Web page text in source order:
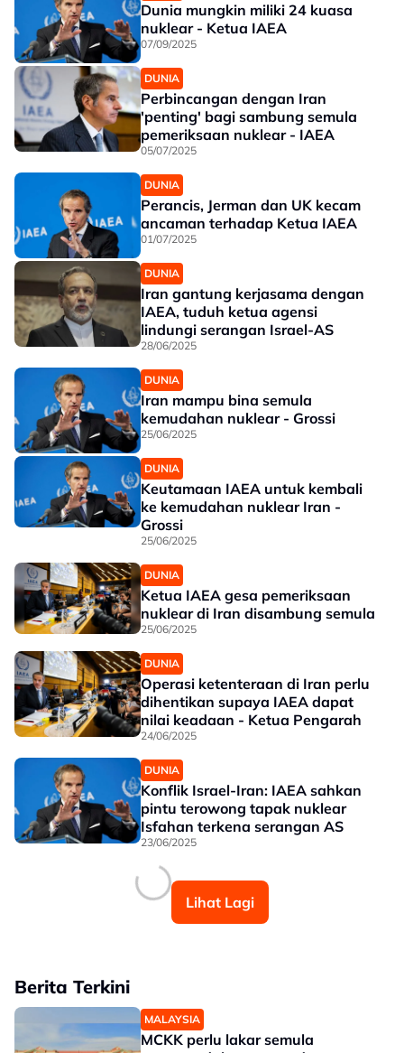
Dunia mungkin miliki 24 kuasa
nuklear - Ketua IAEA
07/09/2025
DUNIA
Perbincangan dengan Iran
'penting' bagi sambung semula
pemeriksaan nuklear - IAEA
05/07/2025
DUNIA
Perancis, Jerman dan UK kecam
ancaman terhadap Ketua IAEA
01/07/2025
DUNIA
Iran gantung kerjasama dengan
IAEA, tuduh ketua agensi
lindungi serangan Israel-AS
28/06/2025
DUNIA
Iran mampu bina semula
kemudahan nuklear - Grossi
25/06/2025
DUNIA
Keutamaan IAEA untuk kembali
ke kemudahan nuklear Iran -
Grossi
25/06/2025
DUNIA
Ketua IAEA gesa pemeriksaan
nuklear di Iran disambung semula
25/06/2025
DUNIA
Operasi ketenteraan di Iran perlu
dihentikan supaya IAEA dapat
nilai keadaan - Ketua Pengarah
24/06/2025
DUNIA
Konflik Israel-Iran: IAEA sahkan
pintu terowong tapak nuklear
Isfahan terkena serangan AS
23/06/2025
Lihat Lagi
Berita Terkini
MALAYSIA
MCKK perlu lakar semula